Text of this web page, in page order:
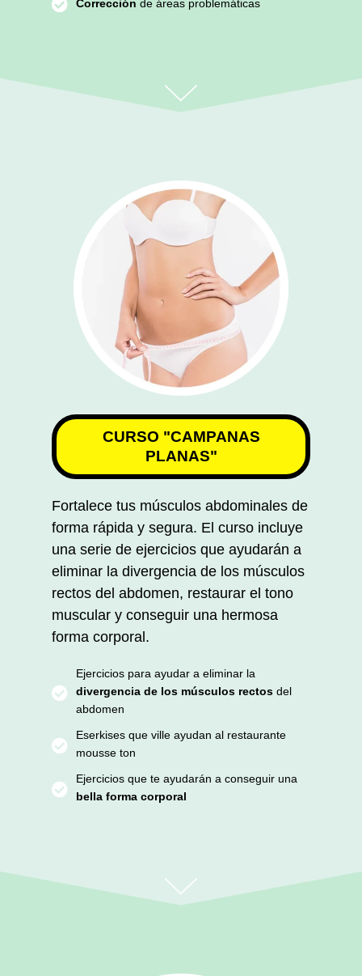
Corrección de áreas problemáticas
CURSO "CAMPANAS
PLANAS"
Fortalece tus músculos abdominales de
forma rápida y segura. El curso incluye
una serie de ejercicios que ayudarán a
eliminar la divergencia de los músculos
rectos del abdomen, restaurar el tono
muscular y conseguir una hermosa
forma corporal.
Ejercicios para ayudar a eliminar la
divergencia de los músculos rectos del
abdomen
Eserkises que ville ayudan al restaurante
mousse ton
Ejercicios que te ayudarán a conseguir una
bella forma corporal